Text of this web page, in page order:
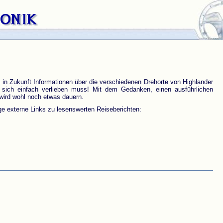
Zukunft Informationen über die verschiedenen Drehorte von Highlander
einfach verlieben muss! Mit dem Gedanken, einen ausführlichen
wohl noch etwas dauern.
externe Links zu lesenswerten Reiseberichten: